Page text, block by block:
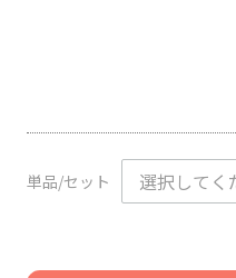
単品/セット